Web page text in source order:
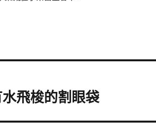
飛梭的割眼袋